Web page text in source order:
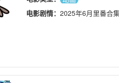
电影剧情： 2025年6月里番合